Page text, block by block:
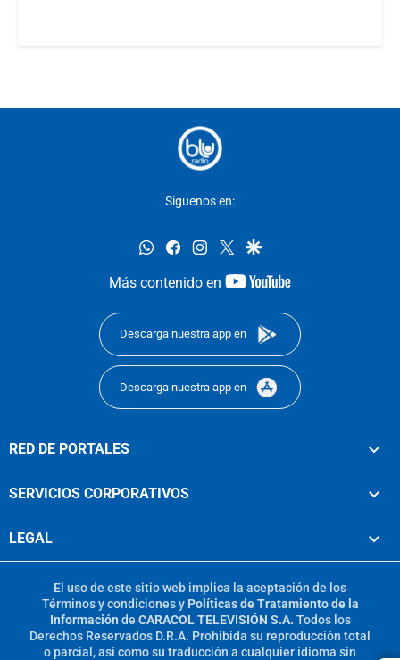
Síguenos en:
whatsappfacebookinstagram
twittergoogle
Más contenido en
youtube-
Descarga nuestra app en
Descarga nuestra app en
RED DE PORTALES
SERVICIOS CORPORATIVOS
LEGAL
El uso de este sitio web implica la aceptación de los
Términos y condicionesy Políticas de Tratamiento de la
Información de CARACOL TELEVISIÓN S.A. Todos los
Derechos Reservados D.R.A. Prohibida su reproducción total
o parcial, así como su traducción a cualquier idioma sin